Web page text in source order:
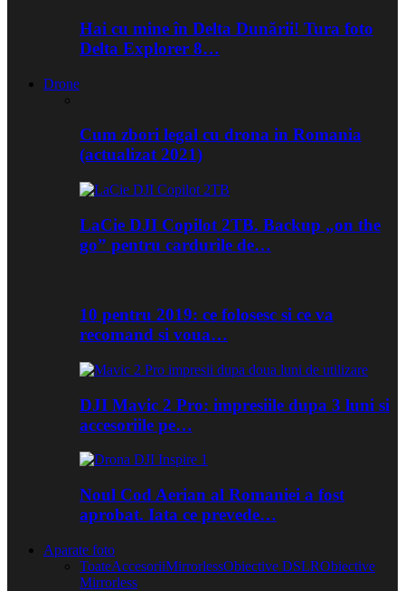
Hai cu mine în Delta Dunării! Tura foto
Delta Explorer 8…
Drone
Cum zbori legal cu drona in Romania
(actualizat 2021)
LaCie DJI Copilot 2TB. Backup „on the
go” pentru cardurile de…
10 pentru 2019: ce folosesc si ce va
recomand si voua…
DJI Mavic 2 Pro: impresiile dupa 3 luni si
accesoriile pe…
Noul Cod Aerian al Romaniei a fost
aprobat. Iata ce prevede…
Aparate foto
ToateAccesoriiMirrorlessObiective DSLRObiective
Mirrorless